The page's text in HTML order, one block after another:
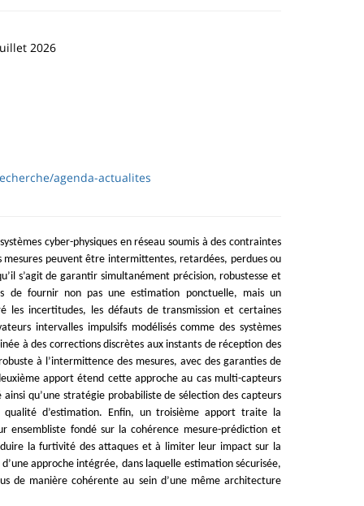
2026
agenda-actualites
cyber-physiques en réseau soumis à des contraintes
mesures peuvent être intermittentes, retardées, perdues ou
s’agit de garantir simultanément précision, robustesse et
de fournir non pas une estimation ponctuelle, mais un
les incertitudes, les défauts de transmission et certaines
intervalles impulsifs modélisés comme des systèmes
à des corrections discrètes aux instants de réception des
à l’intermittence des mesures, avec des garanties de
apport étend cette approche au cas multi-capteurs
qu’une stratégie probabiliste de sélection des capteurs
d’estimation. Enfin, un troisième apport traite la
ensembliste fondé sur la cohérence mesure-prédiction et
la furtivité des attaques et à limiter leur impact sur la
approche intégrée, dans laquelle estimation sécurisée,
de manière cohérente au sein d’une même architecture